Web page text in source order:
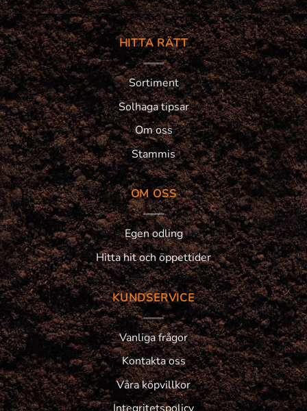
HITTA RÄTT
Sortiment
Solhaga tipsar
Om oss
Stammis
OM OSS
Egen odling
Hitta hit och öppettider
KUNDSERVICE
Vanliga frågor
Kontakta oss
Våra köpvillkor